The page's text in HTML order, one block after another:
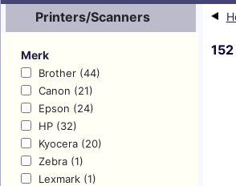
Printers/Scanners
Merk
Brother (44)
Canon (21)
Epson (24)
HP (32)
Kyocera (20)
Zebra (1)
Lexmark (1)